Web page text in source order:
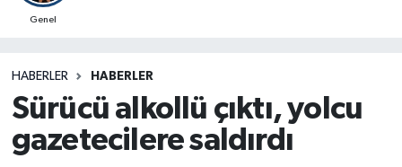
Genel
HABERLER HABERLER
Sürücü alkollü çıktı, yolcu
gazetecilere saldırdı
Süper Lig Puan Durumu ve Fikstür
Son Dakika Haberleri
Haber Arşivi